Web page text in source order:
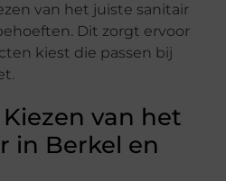
van het juiste sanitair
Dit zorgt ervoor
kiest die passen bij
van het
in Berkel en